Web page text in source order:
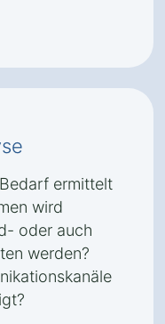
ermittelt
wird
oder auch
werden?